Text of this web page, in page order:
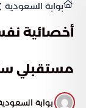
بوابة السعودية
أخصائية
مستقبلي
بوابة